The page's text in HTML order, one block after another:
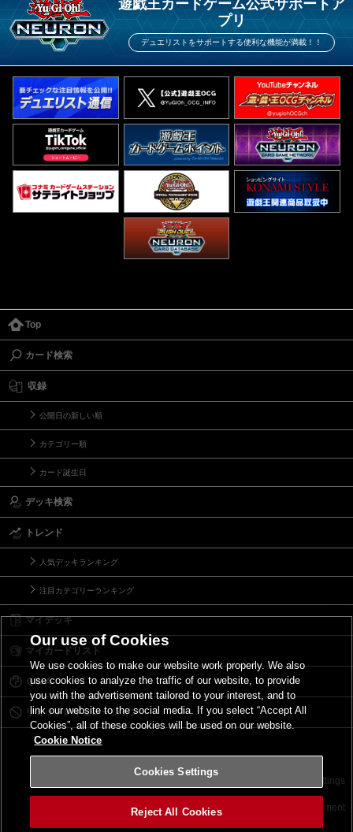
遊戯王カードゲーム公式サポートア
プリ
デュエリストをサポートする便利な機能が満載！！
Top
カード検索
収録
公開日の新しい順
カテゴリー順
カード誕生日
デッキ検索
トレンド
人気デッキランキング
注目カテゴリーランキング
マイデッキ
マイカードリスト
Ｑ＆Ａ
リミットレギュレーション
サイトポリシー Cookies Settings
©2026 Konami Digital Entertainment
Our use of Cookies
We use cookies to make our website work properly. We also
use cookies to analyze the traffic of our website, to provide
you with the advertisement tailored to your interest, and to
link our website to the social media. If you select “Accept All
Cookies”, all of these cookies will be used on our website.
Cookie Notice
Cookies Settings
Reject All Cookies